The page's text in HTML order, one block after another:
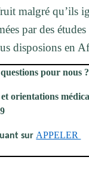
malgré qu’ils
par des
disposions en
pour nous ?
orientations
surAPPELER